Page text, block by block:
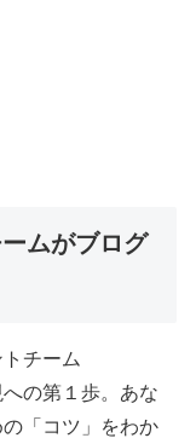
ムがブログ
チーム
の第１歩。あな
「コツ」をわか